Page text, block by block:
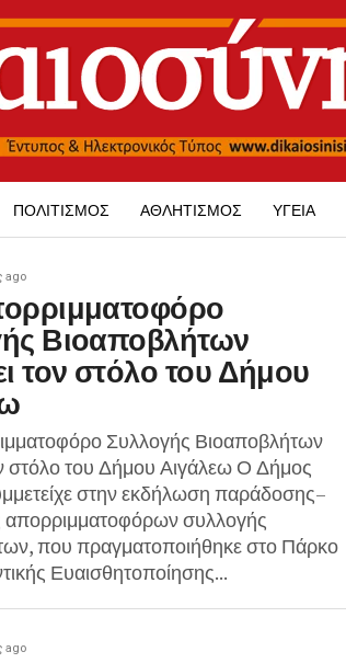
ΠΟΛΙΤΙΣΜΌΣ ΑΘΛΗΤΙΣΜΌΣ ΥΓΕΊΑ
ago
Βιοαποβλήτων
τον στόλο του Δήμου
Συλλογής Βιοαποβλήτων
στόλο του Δήμου Αιγάλεω Ο Δήμος
στην εκδήλωση παράδοσης–
συλλογής
που πραγματοποιήθηκε στο Πάρκο
Ευαισθητοποίησης...
ago